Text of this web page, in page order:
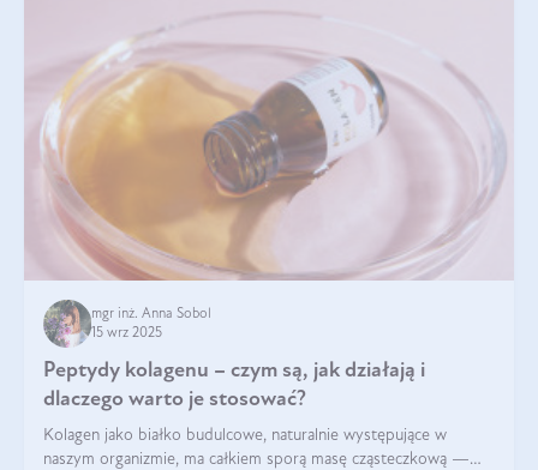
mgr inż. Anna Sobol
15 wrz 2025
Peptydy kolagenu – czym są, jak działają i
dlaczego warto je stosować?
Kolagen jako białko budulcowe, naturalnie występujące w
naszym organizmie, ma całkiem sporą masę cząsteczkową —